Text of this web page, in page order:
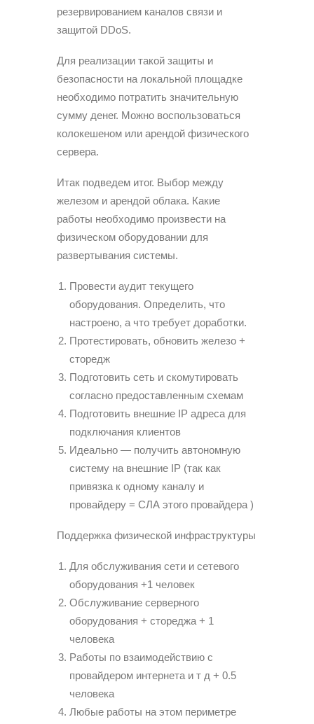
резервированием каналов связи и
защитой DDoS.
Для реализации такой защиты и
безопасности на локальной площадке
необходимо потратить значительную
сумму денег. Можно воспользоваться
колокешеном или арендой физического
сервера.
Итак подведем итог. Выбор между
железом и арендой облака. Какие
работы необходимо произвести на
физическом оборудовании для
развертывания системы.
Провести аудит текущего
оборудования. Определить, что
настроено, а что требует доработки.
Протестировать, обновить железо +
сторедж
Подготовить сеть и скомутировать
согласно предоставленным схемам
Подготовить внешние IP адреса для
подключания клиентов
Идеально — получить автономную
систему на внешние IP (так как
привязка к одному каналу и
провайдеру = СЛА этого провайдера )
Поддержка физической инфраструктуры
Для обслуживания сети и сетевого
оборудования +1 человек
Обслуживание серверного
оборудования + стореджа + 1
человека
Работы по взаимодействию с
провайдером интернета и т д + 0.5
человека
Любые работы на этом периметре